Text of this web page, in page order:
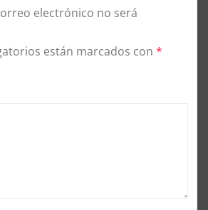
electrónico no será
están marcados con *